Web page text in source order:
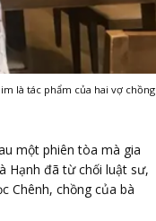
là tác phẩm của hai vợ chồng
một phiên tòa mà gia
Hạnh đã từ chối luật sư,
Chênh, chồng của bà